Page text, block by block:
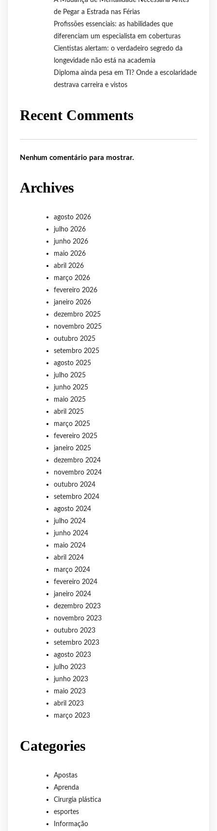
de Pegar a Estrada nas Férias
Profissões essenciais: as habilidades que
diferenciam um especialista em coberturas
Cientistas alertam: o verdadeiro segredo da
longevidade não está na academia
Diploma ainda pesa em TI? Onde a escolaridade
destrava carreira e vistos
Recent Comments
Nenhum comentário para mostrar.
Archives
agosto 2026
julho 2026
junho 2026
maio 2026
abril 2026
março 2026
fevereiro 2026
janeiro 2026
dezembro 2025
novembro 2025
outubro 2025
setembro 2025
agosto 2025
julho 2025
junho 2025
maio 2025
abril 2025
março 2025
fevereiro 2025
janeiro 2025
dezembro 2024
novembro 2024
outubro 2024
setembro 2024
agosto 2024
julho 2024
junho 2024
maio 2024
abril 2024
março 2024
fevereiro 2024
janeiro 2024
dezembro 2023
novembro 2023
outubro 2023
setembro 2023
agosto 2023
julho 2023
junho 2023
maio 2023
abril 2023
março 2023
Categories
Apostas
Aprenda
Cirurgia plástica
esportes
Informação